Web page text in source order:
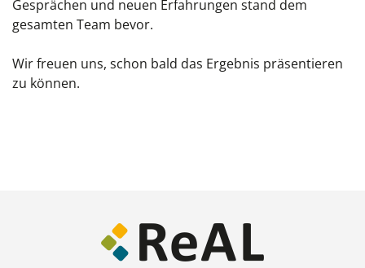
Gesprächen und neuen Erfahrungen stand dem
gesamten Team bevor.
Wir freuen uns, schon bald das Ergebnis präsentieren
zu können.